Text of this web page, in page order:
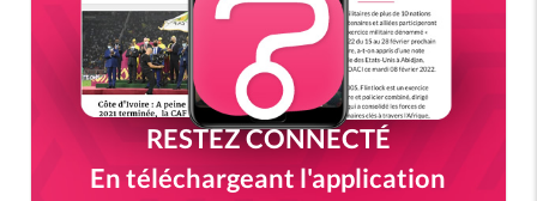
RESTEZ CONNECTÉ
En téléchargeant l'application